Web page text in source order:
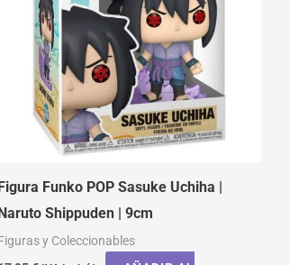
Funko POP Sasuke Uchiha |
Shippuden | 9cm
y Coleccionables